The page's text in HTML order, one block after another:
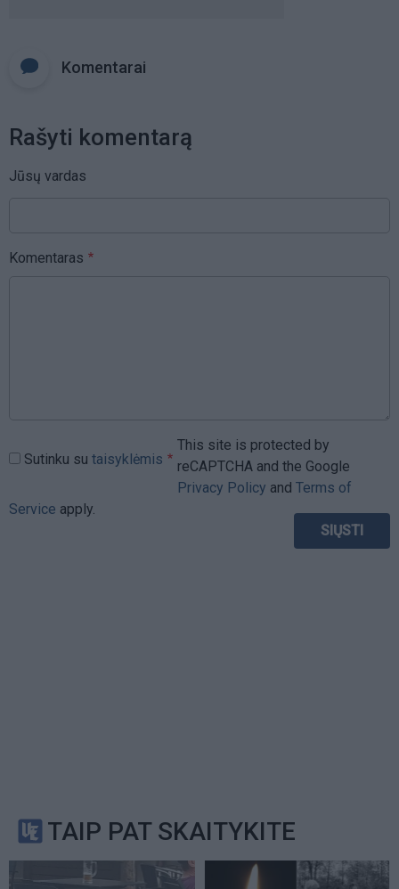
Komentarai
Rašyti komentarą
Jūsų vardas
Komentaras
Sutinku su taisyklėmis
This site is protected by
reCAPTCHA and the Google
Privacy Policy and Terms of
Service apply.
TAIP PAT SKAITYKITE